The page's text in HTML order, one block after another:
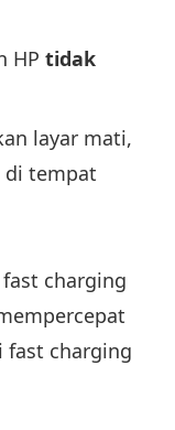
HP tidak
layar mati,
di tempat
charging
fast charging